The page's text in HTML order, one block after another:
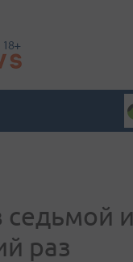
седьмой и
раз